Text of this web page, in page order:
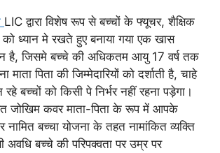
LIC द्वारा विशेष रूप से बच्चों के फ्यूचर, शैक्षिक
ध्यान मे रखते हुए बनाया गया एक खास
है, जिसमे बच्चे की अधिकतम आयु 17 वर्ष तक
माता पिता की जिम्मेदारियों को दर्शाती है, चाहे
रहे बच्चों को किसी पे निर्भर नहीं रहना पड़ेगा।
जोखिम कवर माता-पिता के रूप में आपके
नामित बच्चा योजना के तहत नामांकित व्यक्ति
अवधि बच्चे की परिपक्वता पर उम्र पर